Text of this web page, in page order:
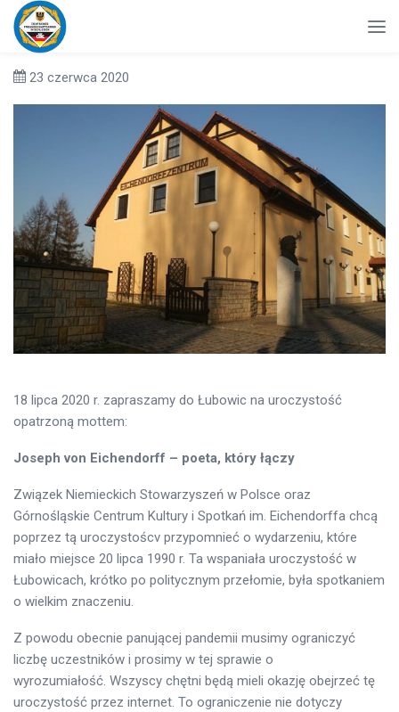
23 czerwca 2020
18 lipca 2020 r. zapraszamy do Łubowic na uroczystość
opatrzoną mottem:
Joseph von Eichendorff – poeta, który łączy
Związek Niemieckich Stowarzyszeń w Polsce oraz
Górnośląskie Centrum Kultury i Spotkań im. Eichendorffa chcą
poprzez tą uroczystoścv przypomnieć o wydarzeniu, które
miało miejsce 20 lipca 1990 r. Ta wspaniała uroczystość w
Łubowicach, krótko po politycznym przełomie, była spotkaniem
o wielkim znaczeniu.
Z powodu obecnie panującej pandemii musimy ograniczyć
liczbę uczestników i prosimy w tej sprawie o
wyrozumiałość. Wszyscy chętni będą mieli okazję obejrzeć tę
uroczystość przez internet. To ograniczenie nie dotyczy